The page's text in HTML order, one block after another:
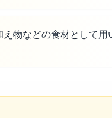
物などの食材として用